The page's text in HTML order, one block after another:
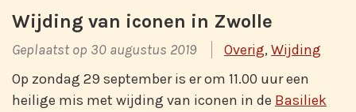
Wijding van iconen in Zwolle
Geplaatst op 30 augustus 2019 Overig,Wijding
Op zondag 29 september is er om 11.00 uur een
heilige mis met wijding van iconen in de Basiliek